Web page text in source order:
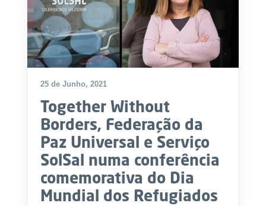
25 de Junho, 2021
Together Without
Borders, Federação da
Paz Universal e Serviço
SolSal numa conferência
comemorativa do Dia
Mundial dos Refugiados